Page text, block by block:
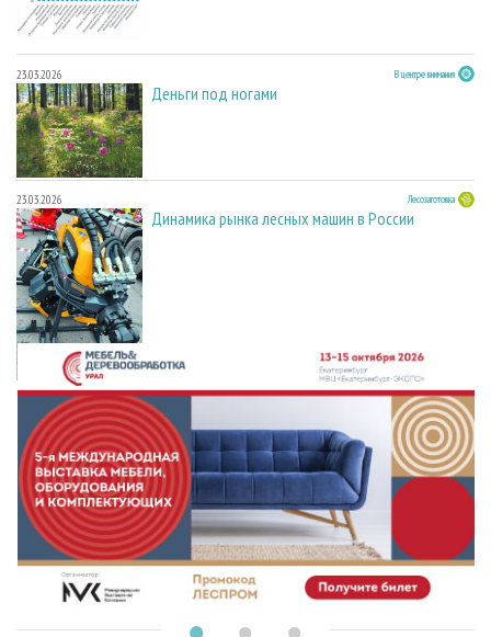
23.03.2026 В центре внимания
Деньги под ногами
23.03.2026 Лесозаготовка
Динамика рынка лесных машин в России